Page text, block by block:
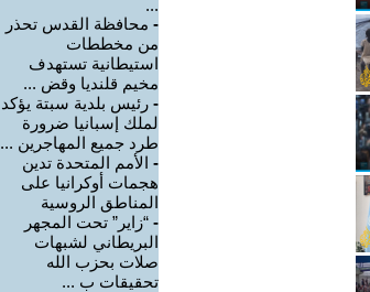
...
- محافظة القدس تحذر
من مخططات
استيطانية تستهدف
مخيم قلنديا وقض ...
- رئيس بلدية سبتة يؤكد
لملك إسبانيا ضرورة
طرد جميع المهاجرين ...
- الأمم المتحدة تدين
هجمات أوكرانيا على
المناطق الروسية
- “زاير” تحت المجهر
البريطاني لشبهات
صلات بحزب الله
تحقيقات ب ...